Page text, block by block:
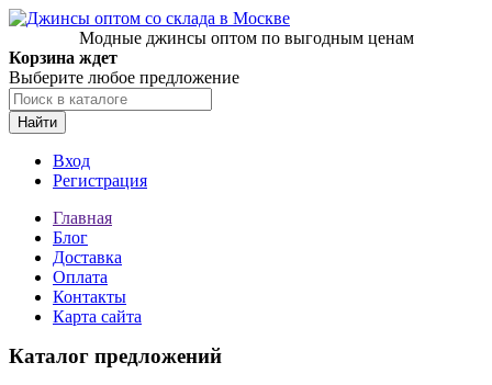
Модные джинсы оптом по выгодным ценам
Корзина ждет
Выберите любое предложение
Найти
Вход
Регистрация
Главная
Блог
Доставка
Оплата
Контакты
Карта сайта
Каталог предложений